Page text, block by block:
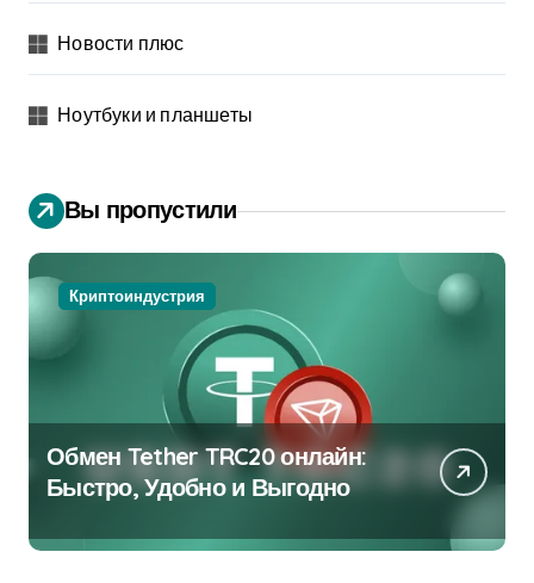
Новости плюс
Ноутбуки и планшеты
Вы пропустили
Криптоиндустрия
Обмен Tether TRC20 онлайн:
Быстро, Удобно и Выгодно